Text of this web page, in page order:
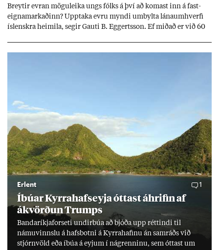
Breyt­ir evr­an mögu­leika ungs fólks á því að kom­ast inn á fast­
eigna­mark­að­inn? Upp­taka evru myndi um­bylta lánaum­hverfi
ís­lenskra heim­ila, seg­ir Gauti B. Eggerts­son. Ef mið­að er við 60
Erlent 1
Íbú­ar Kyrra­hafs­eyja ótt­ast áhrif­in af
ákvörð­un Trumps
Banda­ríkja­for­seti und­ir­búa að bjóða upp rétt­indi til
námu­vinnslu á hafs­botni á Kyrra­haf­inu án sam­ráðs við
stjórn­völd eða íbúa á eyj­um í ná­grenn­inu, sem ótt­ast um